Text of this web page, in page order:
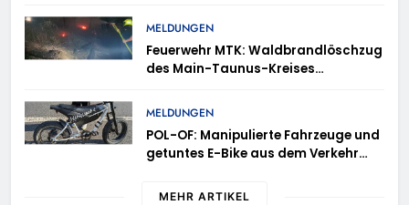
MELDUNGEN
Feuerwehr MTK: Waldbrandlöschzug
des Main-Taunus-Kreises
Rheingau-Taunus-Kreis – Rund 45
schwierigem Gelände die Flanken
des Brandgebietes
MELDUNGEN
POL-OF: Manipulierte Fahrzeuge und
getuntes E-Bike aus dem Verkehr
gleich mehrere Verstöße auf
MEHR ARTIKEL